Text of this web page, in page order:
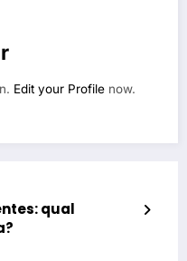
Edit your Profile now.
qual